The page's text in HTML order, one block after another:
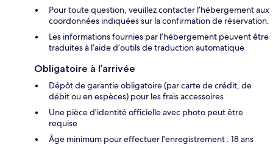
Pour toute question, veuillez contacter l’hébergement aux
coordonnées indiquées sur la confirmation de réservation.
Les informations fournies par l’hébergement peuvent être
traduites à l’aide d’outils de traduction automatique
Obligatoire à l’arrivée
Dépôt de garantie obligatoire (par carte de crédit, de
débit ou en espèces) pour les frais accessoires
Une pièce d'identité officielle avec photo peut être
requise
Âge minimum pour effectuer l'enregistrement : 18 ans